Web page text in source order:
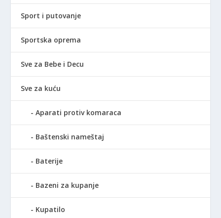
Sport i putovanje
Sportska oprema
Sve za Bebe i Decu
Sve za kuću
Aparati protiv komaraca
Baštenski nameštaj
Baterije
Bazeni za kupanje
Kupatilo